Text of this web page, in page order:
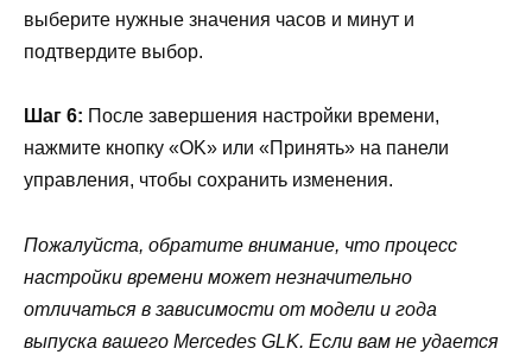
выберите нужные значения часов и минут и
подтвердите выбор.
Шаг 6: После завершения настройки времени,
нажмите кнопку «OK» или «Принять» на панели
управления, чтобы сохранить изменения.
Пожалуйста, обратите внимание, что процесс
настройки времени может незначительно
отличаться в зависимости от модели и года
выпуска вашего Mercedes GLK. Если вам не удается